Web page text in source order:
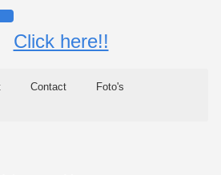
Click here!!
Contact Foto's